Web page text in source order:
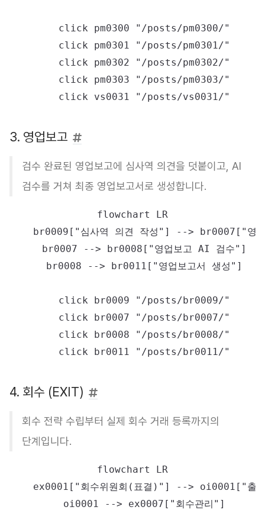
    click pm0300 "/posts/pm0300/"
    click pm0301 "/posts/pm0301/"
    click pm0302 "/posts/pm0302/"
    click pm0303 "/posts/pm0303/"
3. 영업보고
검수 완료된 영업보고에 심사역 의견을 덧붙이고, AI
검수를 거쳐 최종 영업보고서로 생성합니다.
flowchart LR
br0009["심사역 의견 작성"] --> br0007["영
    br0007 --> br0008["영업보고 AI 검수"]
    br0008 --> br0011["영업보고서 생성"]
    click br0009 "/posts/br0009/"
    click br0007 "/posts/br0007/"
    click br0008 "/posts/br0008/"
4. 회수 (EXIT)
회수 전략 수립부터 실제 회수 거래 등록까지의
단계입니다.
flowchart LR
ex0001["회수위원회(표결)"] --> oi0001["출고
    oi0001 --> ex0007["회수관리"]